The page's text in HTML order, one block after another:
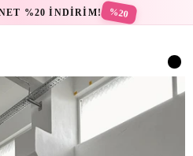
%20 İNDİRİM! %20